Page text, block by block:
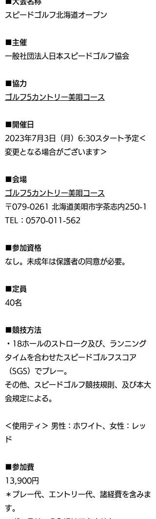
スピードゴルフ北海道オープン
■主催
一般社団法人日本スピードゴルフ協会
■協力
ゴルフ5カントリー美唄コース
■開催日
2023年7月3日（月）6:30スタート予定＜
変更となる場合がございます＞
■会場
ゴルフ5カントリー美唄コース
〒079-0261 北海道美唄市字茶志内250-1
TEL：0570-011-562
■参加資格
なし。未成年は保護者の同意が必要。
■定員
40名
■競技方法
・18ホールのストローク及び、ランニング
タイムを合わせたスピードゴルフスコア
（SGS）でプレー。
その他、スピードゴルフ競技規則、及び本大
会規定による。
＜使用ティ＞ 男性：ホワイト、女性：レッ
ド
■参加費
13,900円
＊プレー代、エントリー代、諸経費を含みま
す。